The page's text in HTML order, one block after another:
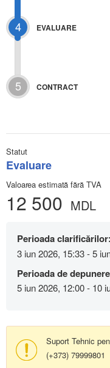
4 EVALUARE
5 CONTRACT
Statut
Evaluare
Valoarea estimată fără TVA
12 500 MDL
Perioada clarificărilor:
3 iun 2026, 15:33 - 5
Perioada de
5 iun 2026, 12:00 - 10
Suport Tehnic
(+373) 79999801